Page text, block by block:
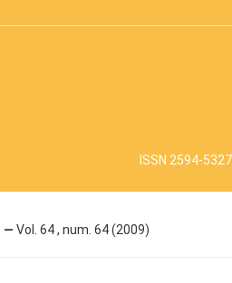
ISSN 2594-5327
— Vol. 64 , num. 64 (2009)